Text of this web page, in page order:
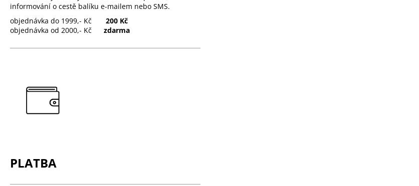
informování o cestě balíku e-mailem nebo SMS.
objednávka do 1999,- Kč 200 Kč
objednávka od 2000,- Kč
zdarma
PLATBA